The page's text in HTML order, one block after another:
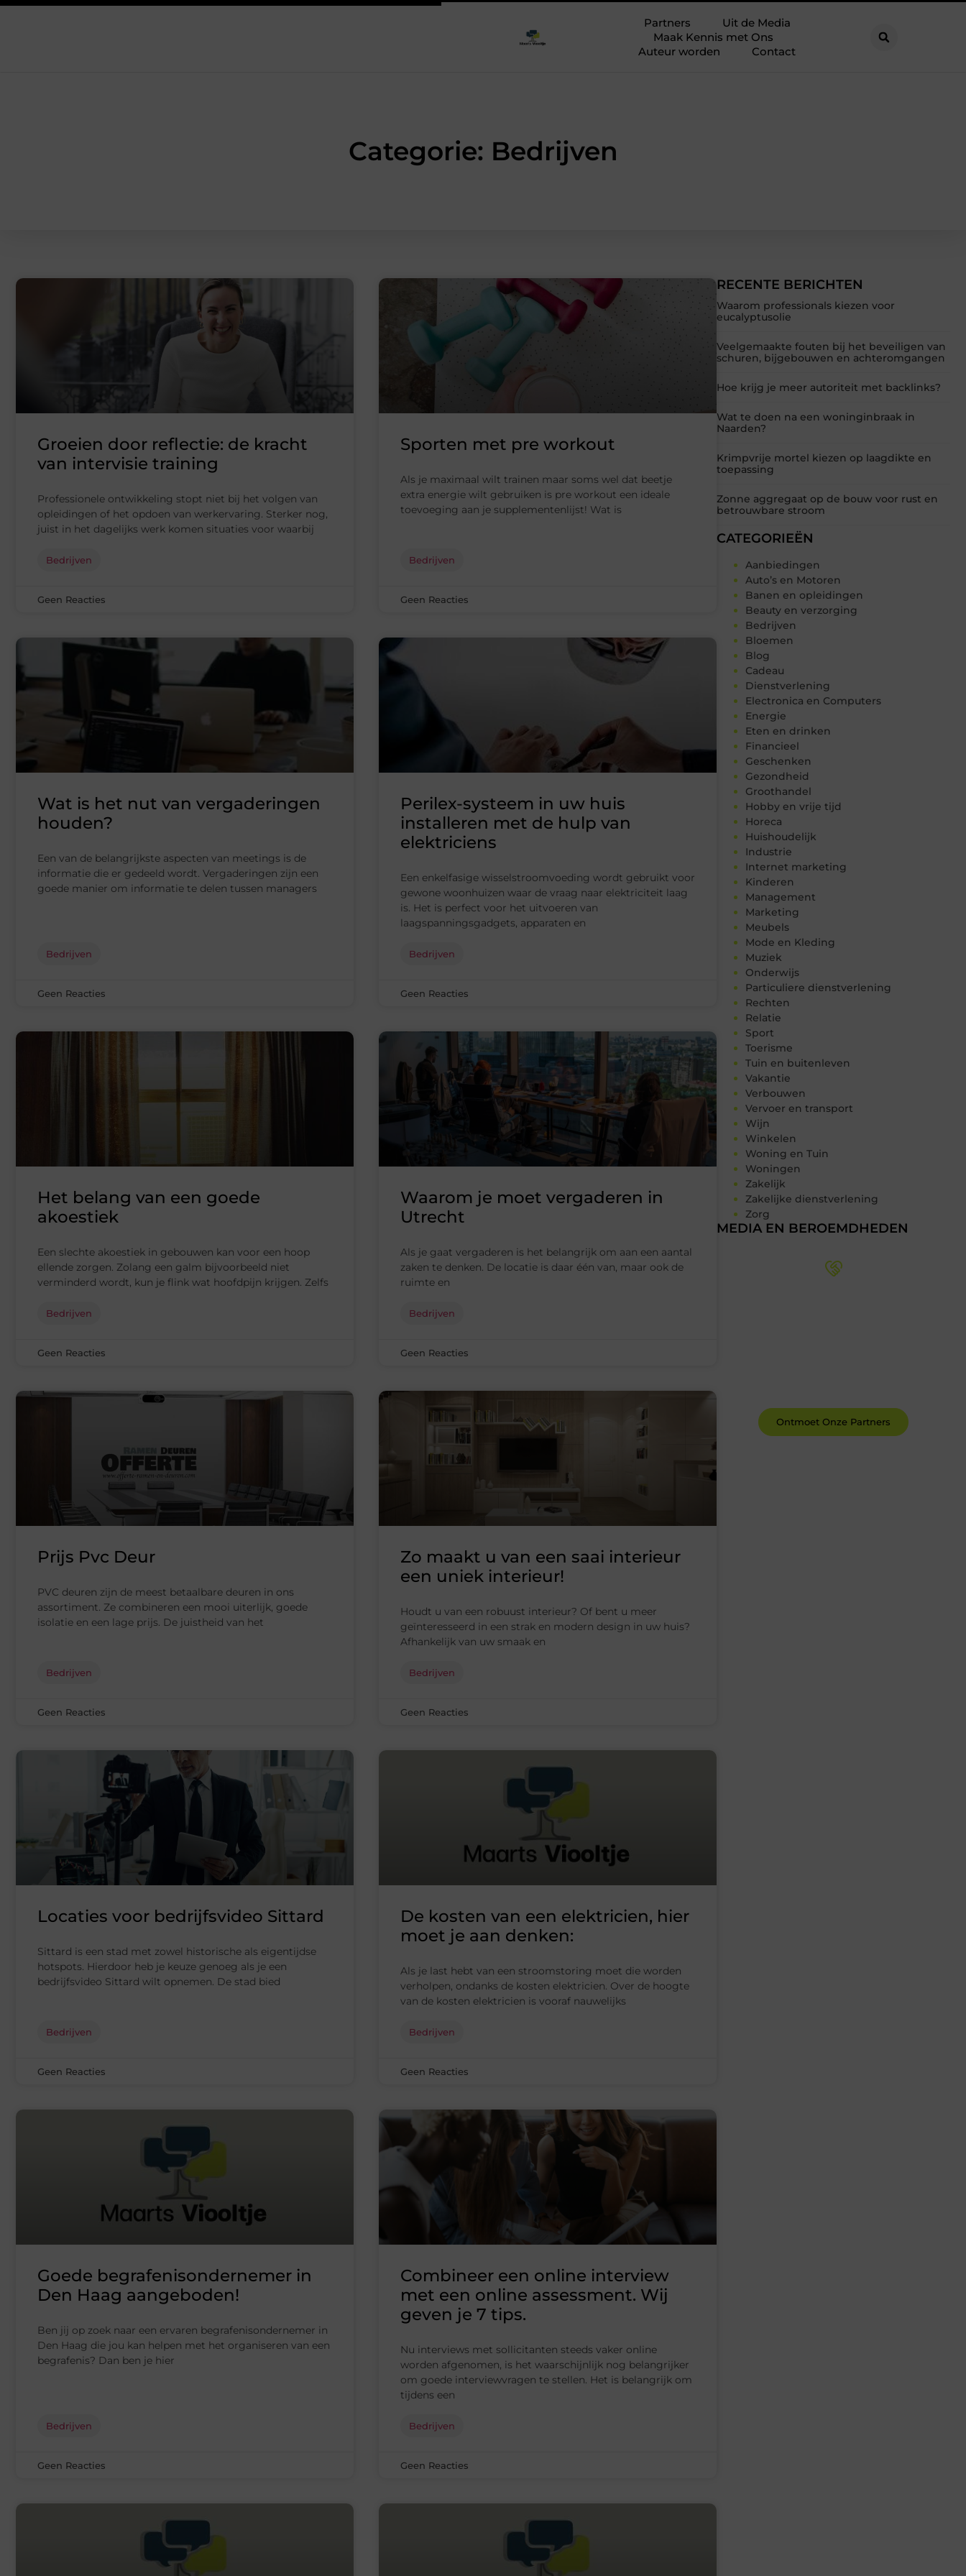
Partners
Uit de Media
Maak Kennis met Ons
Auteur worden
Contact
Categorie: Bedrijven
RECENTE BERICHTEN
Waarom professionals kiezen voor
eucalyptusolie
Veelgemaakte fouten bij het beveiligen van
schuren, bijgebouwen en achteromgangen
Hoe krijg je meer autoriteit met backlinks?
Wat te doen na een woninginbraak in
Naarden?
Krimpvrije mortel kiezen op laagdikte en
toepassing
Zonne aggregaat op de bouw voor rust en
betrouwbare stroom
CATEGORIEËN
Aanbiedingen
Auto’s en Motoren
Banen en opleidingen
Beauty en verzorging
Bedrijven
Bloemen
Blog
Cadeau
Dienstverlening
Electronica en Computers
Energie
Eten en drinken
Financieel
Geschenken
Gezondheid
Groothandel
Hobby en vrije tijd
Horeca
Huishoudelijk
Industrie
Internet marketing
Kinderen
Management
Marketing
Meubels
Mode en Kleding
Muziek
Onderwijs
Particuliere dienstverlening
Rechten
Relatie
Sport
Toerisme
Tuin en buitenleven
Vakantie
Verbouwen
Vervoer en transport
Wijn
Winkelen
Woning en Tuin
Woningen
Zakelijk
Zakelijke dienstverlening
Zorg
MEDIA EN BEROEMDHEDEN
Ontmoet Onze Partners
Groeien door reflectie: de kracht
van intervisie training
Professionele ontwikkeling stopt niet bij het volgen van
opleidingen of het opdoen van werkervaring. Sterker nog,
juist in het dagelijks werk komen situaties voor waarbij
Bedrijven
Geen Reacties
Sporten met pre workout
Als je maximaal wilt trainen maar soms wel dat beetje
extra energie wilt gebruiken is pre workout een ideale
toevoeging aan je supplementenlijst! Wat is
Bedrijven
Geen Reacties
Wat is het nut van vergaderingen
houden?
Een van de belangrijkste aspecten van meetings is de
informatie die er gedeeld wordt. Vergaderingen zijn een
goede manier om informatie te delen tussen managers
Bedrijven
Geen Reacties
Perilex-systeem in uw huis
installeren met de hulp van
elektriciens
Een enkelfasige wisselstroomvoeding wordt gebruikt voor
gewone woonhuizen waar de vraag naar elektriciteit laag
is. Het is perfect voor het uitvoeren van
laagspanningsgadgets, apparaten en
Bedrijven
Geen Reacties
Het belang van een goede
akoestiek
Een slechte akoestiek in gebouwen kan voor een hoop
ellende zorgen. Zolang een galm bijvoorbeeld niet
verminderd wordt, kun je flink wat hoofdpijn krijgen. Zelfs
Bedrijven
Geen Reacties
Waarom je moet vergaderen in
Utrecht
Als je gaat vergaderen is het belangrijk om aan een aantal
zaken te denken. De locatie is daar één van, maar ook de
ruimte en
Bedrijven
Geen Reacties
Prijs Pvc Deur
PVC deuren zijn de meest betaalbare deuren in ons
assortiment. Ze combineren een mooi uiterlijk, goede
isolatie en een lage prijs. De juistheid van het
Bedrijven
Geen Reacties
Zo maakt u van een saai interieur
een uniek interieur!
Houdt u van een robuust interieur? Of bent u meer
geïnteresseerd in een strak en modern design in uw huis?
Afhankelijk van uw smaak en
Bedrijven
Geen Reacties
Locaties voor bedrijfsvideo Sittard
Sittard is een stad met zowel historische als eigentijdse
hotspots. Hierdoor heb je keuze genoeg als je een
bedrijfsvideo Sittard wilt opnemen. De stad bied
Bedrijven
Geen Reacties
De kosten van een elektricien, hier
moet je aan denken:
Als je last hebt van een stroomstoring moet die worden
verholpen, ondanks de kosten elektricien. Over de hoogte
van de kosten elektricien is vooraf nauwelijks
Bedrijven
Geen Reacties
Goede begrafenisondernemer in
Den Haag aangeboden!
Ben jij op zoek naar een ervaren begrafenisondernemer in
Den Haag die jou kan helpen met het organiseren van een
begrafenis? Dan ben je hier
Bedrijven
Geen Reacties
Combineer een online interview
met een online assessment. Wij
geven je 7 tips.
Nu interviews met sollicitanten steeds vaker online
worden afgenomen, is het waarschijnlijk nog belangrijker
om goede interviewvragen te stellen. Het is belangrijk om
tijdens een
Bedrijven
Geen Reacties